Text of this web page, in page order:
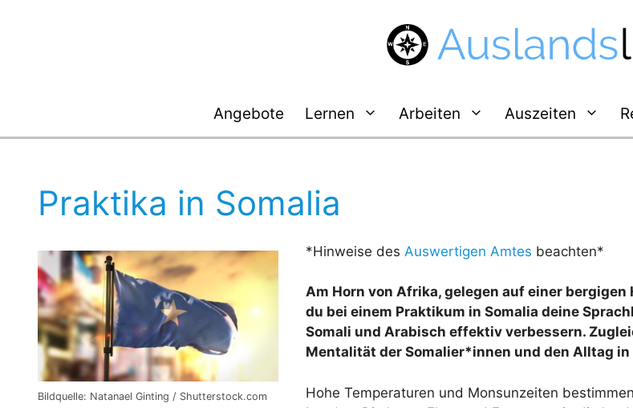
Angebote Lernen Arbeiten Auszeiten
Praktika in Somalia
Bildquelle: Natanael Ginting / Shutterstock.com
*Hinweise des Auswertigen Amtes beachten*
Am Horn von Afrika, gelegen auf einer bergigen
du bei einem Praktikum in Somalia deine
Somali und Arabisch effektiv verbessern.
Mentalität der Somalier*innen und den Alltag in
Hohe Temperaturen und Monsunzeiten